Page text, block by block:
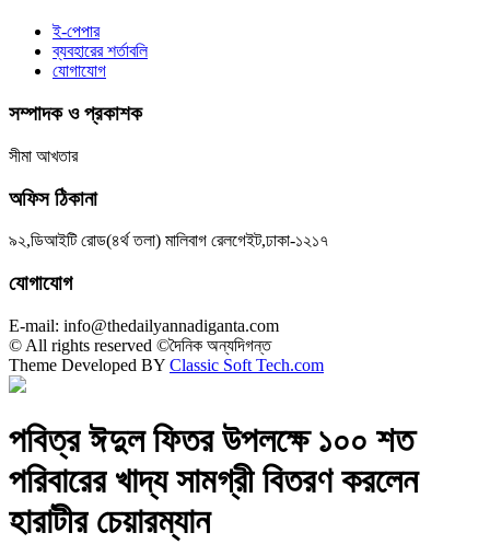
ই-পেপার
ব্যবহারের শর্তাবলি
যোগাযোগ
সম্পাদক ও প্রকাশক
সীমা আখতার
অফিস ঠিকানা
৯২,ডিআইটি রোড(৪র্থ তলা) মালিবাগ রেলগেইট,ঢাকা-১২১৭
যোগাযোগ
E-mail: info@thedailyannadiganta.com
© All rights reserved ©দৈনিক অন্যদিগন্ত
Theme Developed BY Classic Soft Tech.com
পবিত্র ঈদুল ফিতর উপলক্ষে ১০০ শত
পরিবারের খাদ্য সামগ্রী বিতরণ করলেন
হারাটীর চেয়ারম্যান